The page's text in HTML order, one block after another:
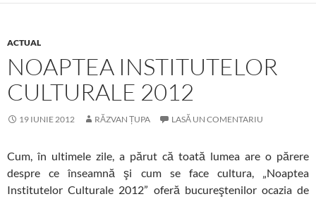
ACTUAL
NOAPTEA INSTITUTELOR
CULTURALE 2012
19 IUNIE 2012 RĂZVAN ȚUPA LASĂ UN COMENTARIU
Cum, în ultimele zile, a părut că toată lumea are o părere
despre ce înseamnă şi cum se face cultura, „Noaptea
Institutelor Culturale 2012” oferă bucureştenilor ocazia de